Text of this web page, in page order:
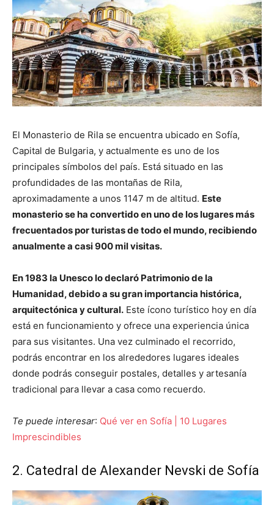
El Monasterio de Rila se encuentra ubicado en Sofía,
Capital de Bulgaria, y actualmente es uno de los
principales símbolos del país. Está situado en las
profundidades de las montañas de Rila,
aproximadamente a unos 1147 m de altitud. Este
monasterio se ha convertido en uno de los lugares más
frecuentados por turistas de todo el mundo, recibiendo
anualmente a casi 900 mil visitas.
En 1983 la Unesco lo declaró Patrimonio de la
Humanidad, debido a su gran importancia histórica,
arquitectónica y cultural. Este ícono turístico hoy en día
está en funcionamiento y ofrece una experiencia única
para sus visitantes. Una vez culminado el recorrido,
podrás encontrar en los alrededores lugares ideales
donde podrás conseguir postales, detalles y artesanía
tradicional para llevar a casa como recuerdo.
Te puede interesar: Qué ver en Sofía | 10 Lugares
Imprescindibles
2. Catedral de Alexander Nevski de Sofía